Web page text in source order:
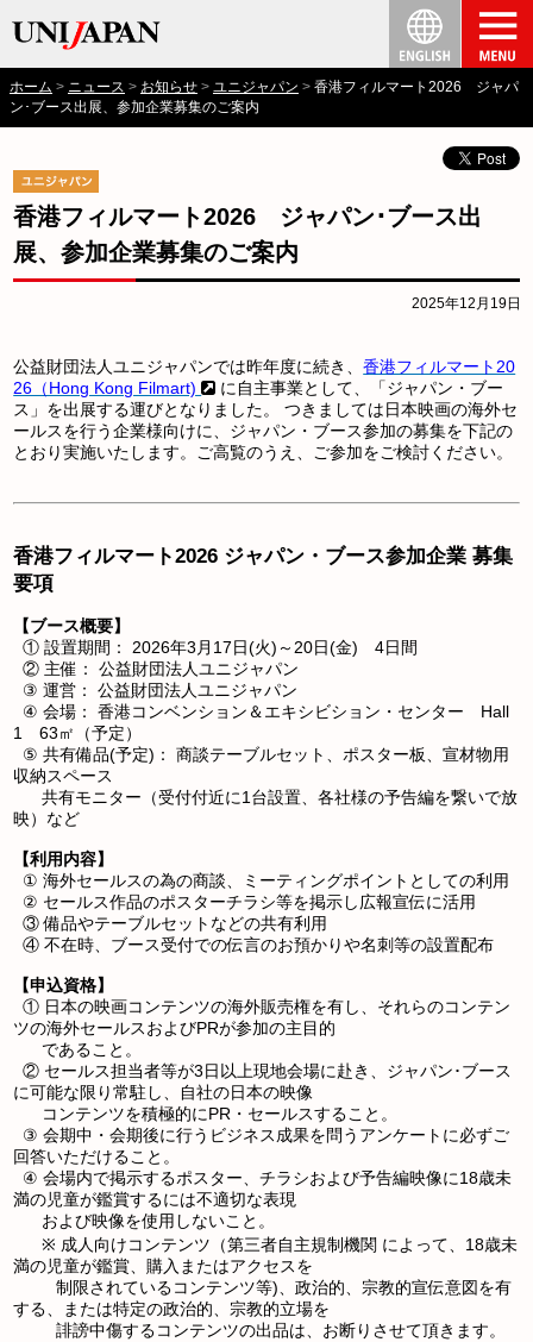
ホーム ニュース お知らせ ユニジャパン
香港フィルマート2026 ジャパ
ン･ブース出展、参加企業募集のご案内
香港フィルマート2026 ジャパン･ブース出
展、参加企業募集のご案内
2025年12月19日
公益財団法人ユニジャパンでは昨年度に続き、香港フィルマート20
26（Hong Kong Filmart)
に自主事業として、「ジャパン・ブー
ス」を出展する運びとなりました。 つきましては日本映画の海外セ
ールスを行う企業様向けに、ジャパン・ブース参加の募集を下記の
とおり実施いたします。ご高覧のうえ、ご参加をご検討ください。
香港フィルマート2026 ジャパン・ブース参加企業 募集
要項
【ブース概要】
① 設置期間： 2026年3月17日(火)～20日(金) 4日間
② 主催： 公益財団法人ユニジャパン
③ 運営： 公益財団法人ユニジャパン
④ 会場： 香港コンベンション＆エキシビション・センター Hall
1 63㎡（予定）
⑤ 共有備品(予定)： 商談テーブルセット、ポスター板、宣材物用
収納スペース
共有モニター（受付付近に1台設置、各社様の予告編を繋いで放
映）など
【利用内容】
① 海外セールスの為の商談、ミーティングポイントとしての利用
② セールス作品のポスターチラシ等を掲示し広報宣伝に活用
③ 備品やテーブルセットなどの共有利用
④ 不在時、ブース受付での伝言のお預かりや名刺等の設置配布
【申込資格】
① 日本の映画コンテンツの海外販売権を有し、それらのコンテン
ツの海外セールスおよびPRが参加の主目的
であること。
② セールス担当者等が3日以上現地会場に赴き、ジャパン･ブース
に可能な限り常駐し、自社の日本の映像
コンテンツを積極的にPR・セールスすること。
③ 会期中・会期後に行うビジネス成果を問うアンケートに必ずご
回答いただけること。
④ 会場内で掲示するポスター、チラシおよび予告編映像に18歳未
満の児童が鑑賞するには不適切な表現
および映像を使用しないこと。
※ 成人向けコンテンツ（第三者自主規制機関 によって、18歳未
満の児童が鑑賞、購入またはアクセスを
制限されているコンテンツ等)、政治的、宗教的宣伝意図を有
する、または特定の政治的、宗教的立場を
誹謗中傷するコンテンツの出品は、お断りさせて頂きます。